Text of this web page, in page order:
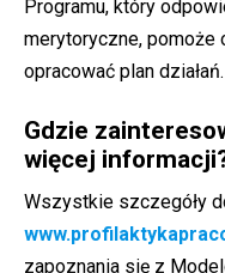
Programu, który
merytoryczne, pomoże
opracować plan działań.
Gdzie
więcej
Wszystkie szczegóły
zapoznania się z